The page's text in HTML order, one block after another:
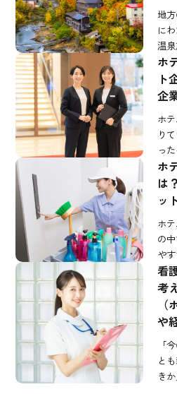
地
に
温
ホ
ト
企
ホ
り
っ
ホ
は
ッ
ホ
の
や
看
考
や
「
と
き